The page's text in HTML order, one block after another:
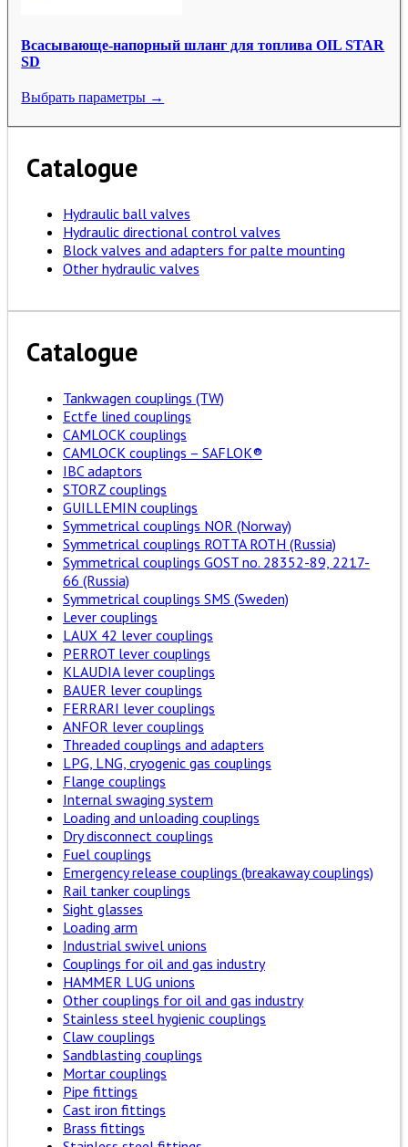
Всасывающе-напорный шланг для топлива OIL STAR
SD
Выбрать параметры →
Catalogue
Hydraulic ball valves
Hydraulic directional control valves
Block valves and adapters for palte mounting
Other hydraulic valves
Catalogue
Tankwagen couplings (TW)
Ectfe lined couplings
CAMLOCK couplings
CAMLOCK couplings – SAFLOK®
IBC adaptors
STORZ couplings
GUILLEMIN couplings
Symmetrical couplings NOR (Norway)
Symmetrical couplings ROTTA ROTH (Russia)
Symmetrical couplings GOST no. 28352-89, 2217-
66 (Russia)
Symmetrical couplings SMS (Sweden)
Lever couplings
LAUX 42 lever couplings
PERROT lever couplings
KLAUDIA lever couplings
BAUER lever couplings
FERRARI lever couplings
ANFOR lever couplings
Threaded couplings and adapters
LPG, LNG, cryogenic gas couplings
Flange couplings
Internal swaging system
Loading and unloading couplings
Dry disconnect couplings
Fuel couplings
Emergency release couplings (breakaway couplings)
Rail tanker couplings
Sight glasses
Loading arm
Industrial swivel unions
Couplings for oil and gas industry
HAMMER LUG unions
Other couplings for oil and gas industry
Stainless steel hygienic couplings
Claw couplings
Sandblasting couplings
Mortar couplings
Pipe fittings
Cast iron fittings
Brass fittings